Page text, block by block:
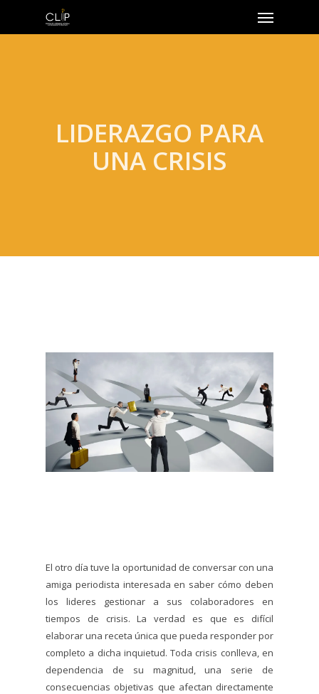
LIDERAZGO PARA
UNA CRISIS
El otro día tuve la oportunidad de conversar con una
amiga periodista interesada en saber cómo deben
los lideres gestionar a sus colaboradores en
tiempos de crisis. La verdad es que es difícil
elaborar una receta única que pueda responder por
completo a dicha inquietud. Toda crisis conlleva, en
dependencia de su magnitud, una serie de
consecuencias objetivas que afectan directamente